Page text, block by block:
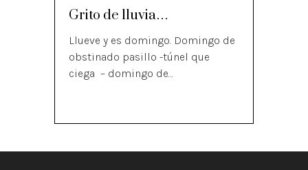
Grito de lluvia…
Llueve y es domingo. Domingo de
obstinado pasillo -túnel que
ciega – domingo de…